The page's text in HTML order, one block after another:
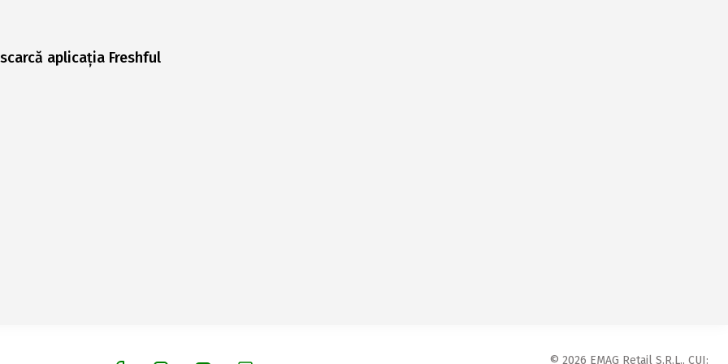
aplicația Freshful
© 2026 EMAG Retail S.R.L., CUI: